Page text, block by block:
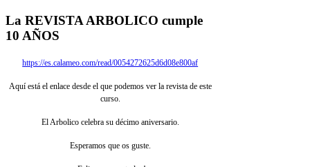
La REVISTA ARBOLICO cumple
10 AÑOS
https://es.calameo.com/read/0054272625d6d08e800af
Aquí está el enlace desde el que podemos ver la revista de este
curso.
El Arbolico celebra su décimo aniversario.
Esperamos que os guste.